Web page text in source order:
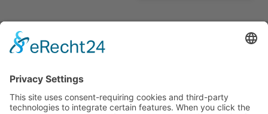
LUXAMED GmbH & Co. KG
Daniel-Weil-Str. 3
Allemagne
Téléphone:+49 (0) 7344 92905-0
Fax: +49 (0) 7344 92905-10